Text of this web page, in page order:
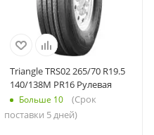
Triangle TRS02 265/70 R19.5
140/138M PR16 Рулевая
Больше 10
(Срок
поставки 5 дней)